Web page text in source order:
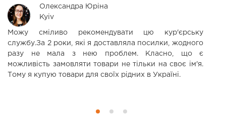
Олександра Юріна
Kyiv
Можу сміливо рекомендувати цю кур'єрську
службу.За 2 роки, які я доставляла посилки, жодного
разу не мала з нею проблем. Класно, що є
можливість замовляти товари не тільки на своє ім'я.
Тому я купую товари для своїх рідних в Україні.